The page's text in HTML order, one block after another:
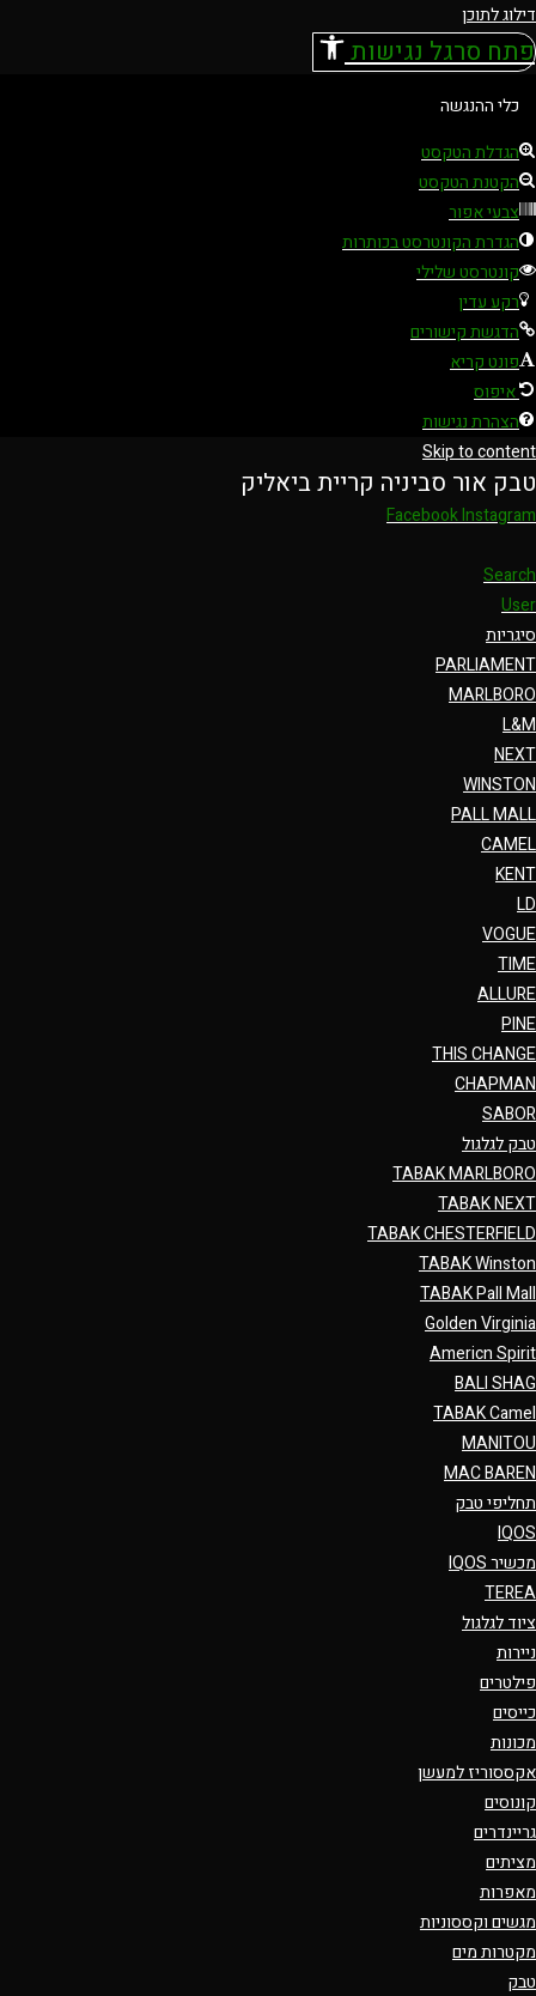
דילוג לתוכן
פתח סרגל נגישות
כלי ההנגשה
הגדלת הטקסט
הקטנת הטקסט
צבעי אפור
הגדרת הקונטרסט בכותרות
קונטרסט שלילי
רקע עדין
הדגשת קישורים
פונט קריא
איפוס
הצהרת נגישות
Skip to content
טבק אור סביניה קריית ביאליק
FacebookInstagram
Search
User
סיגריות
PARLIAMENT
MARLBORO
L&M
NEXT
WINSTON
PALL MALL
CAMEL
KENT
LD
VOGUE
TIME
ALLURE
PINE
THIS CHANGE
CHAPMAN
SABOR
טבק לגלגול
TABAK MARLBORO
TABAK NEXT
TABAK CHESTERFIELD
TABAK Winston
TABAK Pall Mall
Golden Virginia
Americn Spirit
BALI SHAG
TABAK Camel
MANITOU
MAC BAREN
תחליפי טבק
IQOS
מכשיר IQOS
TEREA
ציוד לגלגול
ניירות
פילטרים
כייסים
מכונות
אקססוריז למעשן
קונוסים
גריינדרים
מציתים
מאפרות
מגשים וקססוניות
מקטרות מים
טבק